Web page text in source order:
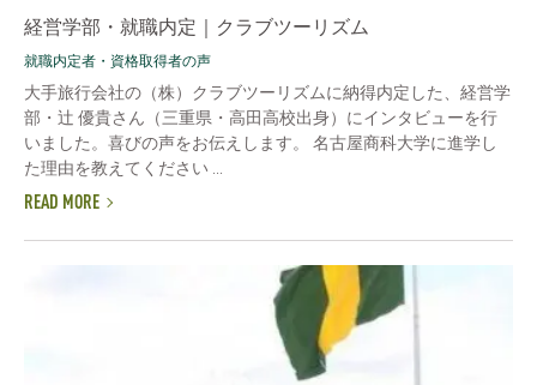
経営学部・就職内定｜クラブツーリズム
就職内定者・資格取得者の声
大手旅行会社の（株）クラブツーリズムに納得内定した、経営学
部・辻 優貴さん（三重県・高田高校出身）にインタビューを行
いました。喜びの声をお伝えします。 名古屋商科大学に進学し
た理由を教えてください ...
READ MORE